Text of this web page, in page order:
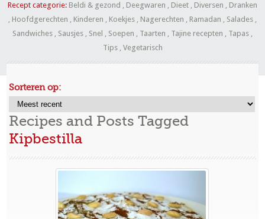
Recept categorie: Beldi & gezond , Deegwaren , Dieet , Diversen , Dranken
, Hoofdgerechten , Kinderen , Koekjes , Nagerechten , Ramadan , Salades ,
Sandwiches , Sausjes , Snel , Soepen , Taarten , Tajine recepten , Tapas ,
Tips, Vegetarisch
Sorteren op:
Recipes and Posts Tagged
Kipbestilla